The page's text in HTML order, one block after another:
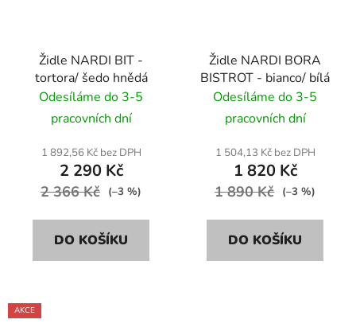
Židle NARDI BIT -
tortora/ šedo hnědá
Odesíláme do 3-5
pracovních dní
1 892,56 Kč bez DPH
2 290 Kč
2 366 Kč (–3 %)
DO KOŠÍKU
Židle NARDI BORA
BISTROT - bianco/ bílá
Odesíláme do 3-5
pracovních dní
1 504,13 Kč bez DPH
1 820 Kč
1 890 Kč (–3 %)
DO KOŠÍKU
AKCE